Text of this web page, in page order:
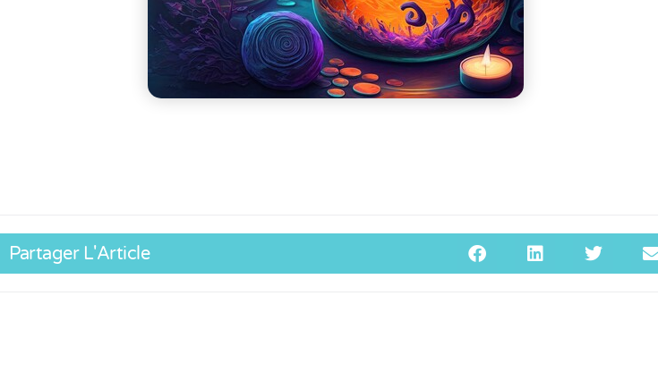
Partager L'Article